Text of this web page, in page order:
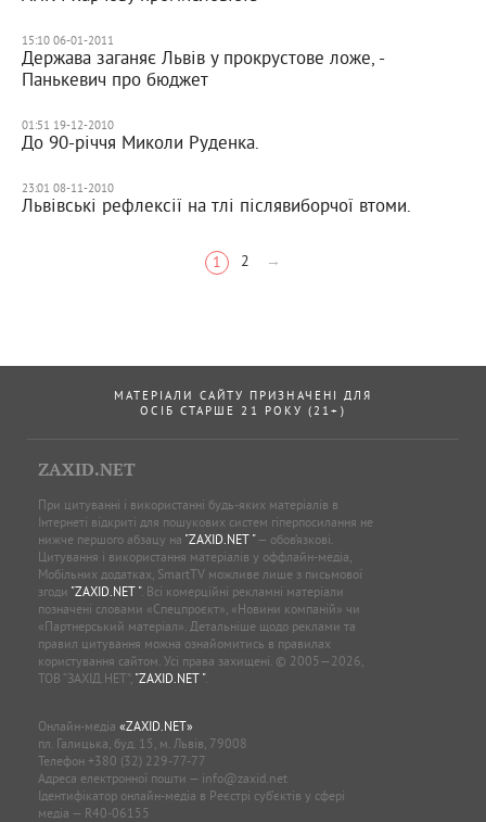
15:10 06-01-2011
Держава заганяє Львів у прокрустове ложе, -
Панькевич про бюджет
01:51 19-12-2010
До 90-річчя Миколи Руденка.
23:01 08-11-2010
Львівські рефлексії на тлі післявиборчої втоми.
1 2 →
МАТЕРІАЛИ САЙТУ ПРИЗНАЧЕНІ ДЛЯ
ОСІБ СТАРШЕ 21 РОКУ (21+)
ZAXID.NET
При цитуванні і використанні будь-яких матеріалів в
Інтернеті відкриті для пошукових систем гіперпосилання не
нижче першого абзацу на "ZAXID.NET "— обов’язкові.
Цитування і використання матеріалів у оффлайн-медіа,
Мобільних додатках, SmartTV можливе лише з письмової
згоди "ZAXID.NET ". Всі комерційні рекламні матеріали
позначені словами «Спецпроєкт», «Новини компаній» чи
«Партнерський матеріал». Детальніше щодо реклами та
правил цитування можна ознайомитись в правилах
користування сайтом. Усі права захищені. © 2005—2026,
ТОВ “ЗАХІД.НЕТ”, "ZAXID.NET ".
Онлайн-медіа «ZAXID.NET»
пл. Галицька, буд. 15, м. Львів, 79008
Телефон +380 (32) 229-77-77
Адреса електронної пошти — info@zaxid.net
Ідентифікатор онлайн-медіа в Реєстрі суб'єктів у сфері
медіа — R40-06155